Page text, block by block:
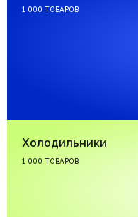
1 000 ТОВАРОВ
Холодильники
1 000 ТОВАРОВ